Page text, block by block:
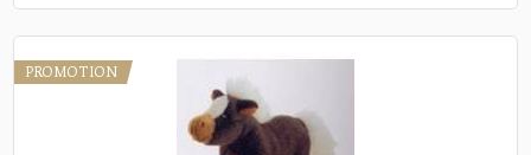
PROMOTION